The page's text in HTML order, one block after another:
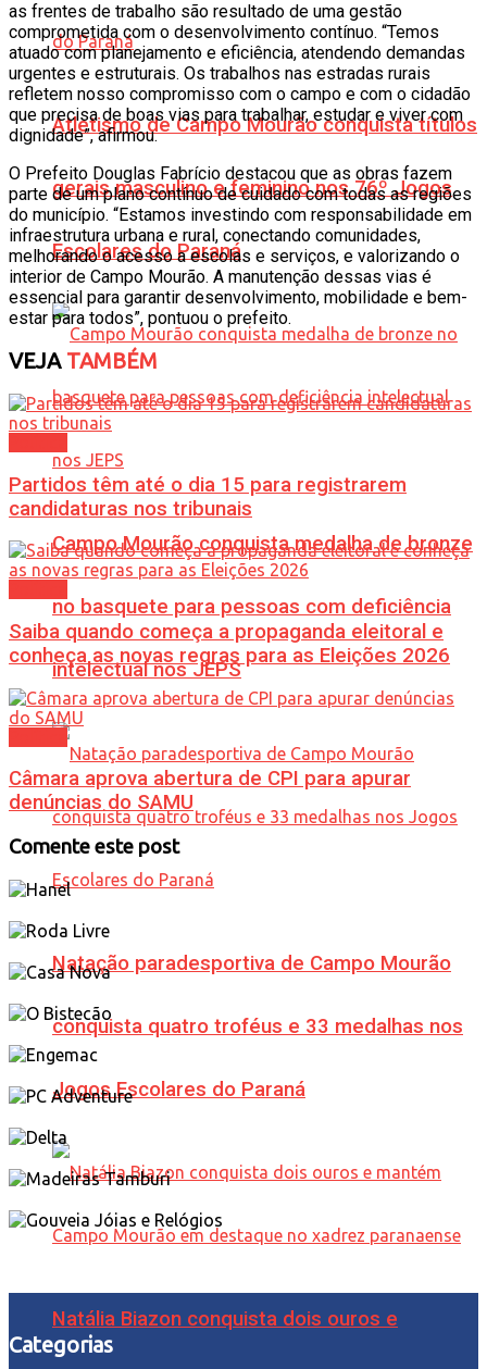
Atletismo de Campo Mourão conquista títulos
gerais masculino e feminino nos 76º Jogos
Escolares do Paraná
Campo Mourão conquista medalha de bronze
no basquete para pessoas com deficiência
intelectual nos JEPS
Natação paradesportiva de Campo Mourão
conquista quatro troféus e 33 medalhas nos
Jogos Escolares do Paraná
Natália Biazon conquista dois ouros e
as frentes de trabalho são resultado de uma gestão
comprometida com o desenvolvimento contínuo. “Temos
atuado com planejamento e eficiência, atendendo demandas
urgentes e estruturais. Os trabalhos nas estradas rurais
refletem nosso compromisso com o campo e com o cidadão
que precisa de boas vias para trabalhar, estudar e viver com
dignidade”, afirmou.
O Prefeito Douglas Fabrício destacou que as obras fazem
parte de um plano contínuo de cuidado com todas as regiões
do município. “Estamos investindo com responsabilidade em
infraestrutura urbana e rural, conectando comunidades,
melhorando o acesso a escolas e serviços, e valorizando o
interior de Campo Mourão. A manutenção dessas vias é
essencial para garantir desenvolvimento, mobilidade e bem-
estar para todos”, pontuou o prefeito.
VEJATAMBÉM
Partidos têm até o dia 15 para registrarem
candidaturas nos tribunais
Saiba quando começa a propaganda eleitoral e
conheça as novas regras para as Eleições 2026
Câmara aprova abertura de CPI para apurar
denúncias do SAMU
Comente este post
Categorias